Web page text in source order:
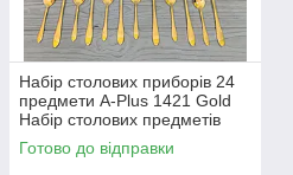
Набір столових приборів 24
предмети A-Plus 1421 Gold
Набір столових предметів
Золото
Готово до відправки